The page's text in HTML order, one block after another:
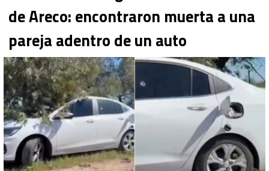
de Areco: encontraron muerta a una
pareja adentro de un auto